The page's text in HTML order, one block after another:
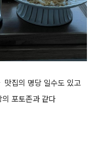
맛집의 명당 일수도 있고
포토존과 같다